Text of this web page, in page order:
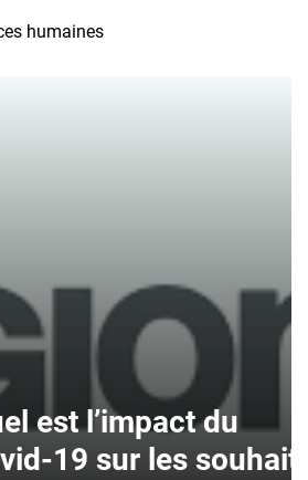
humaines
l’impact du
19 sur les souhaits